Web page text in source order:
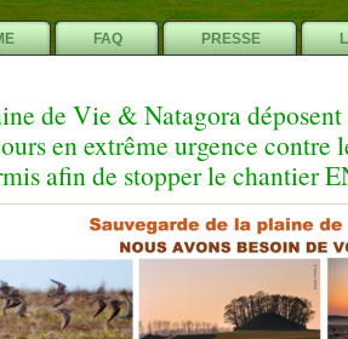
FAQ PRESSE
de Vie & Natagora
en extrême urgence contre
afin de stopper le chantier